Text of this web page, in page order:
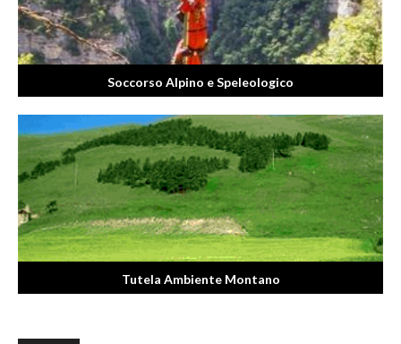
Soccorso Alpino e Speleologico
Tutela Ambiente Montano